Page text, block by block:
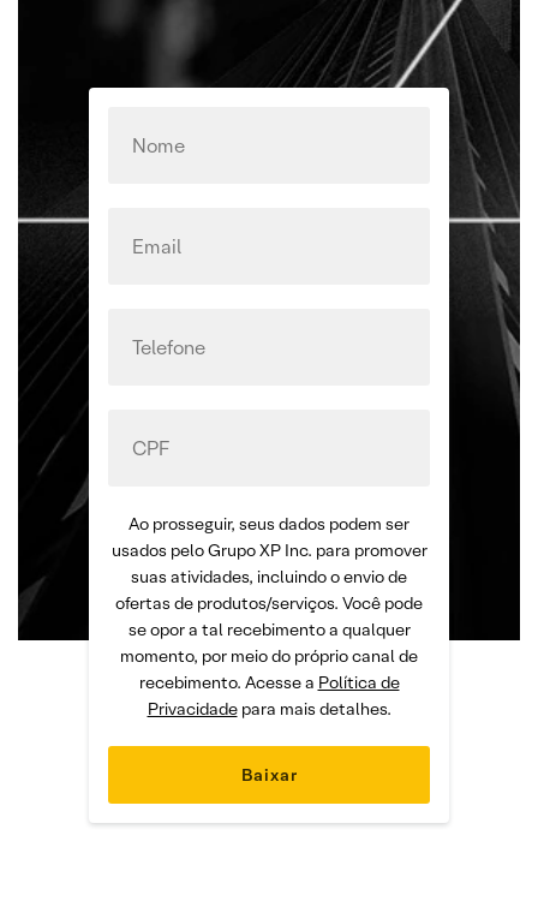
Ao prosseguir, seus dados podem ser
usados pelo Grupo XP Inc. para promover
suas atividades, incluindo o envio de
ofertas de produtos/serviços. Você pode
se opor a tal recebimento a qualquer
momento, por meio do próprio canal de
recebimento. Acesse a Política de
Privacidadepara mais detalhes.